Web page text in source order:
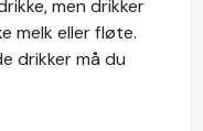
men drikker
melk eller fløte.
drikker må du